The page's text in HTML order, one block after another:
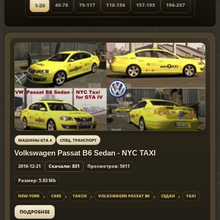
1-39 40-78 79-117 118-156 157-195 196-207
МАШИНЫ GTA 4 СПЕЦ. ТРАНСПОРТ
Volkswagen Passat B6 Sedan - NYC TAXI
2016-12-21 Скачали: 831 Просмотров: 5611
Размер: 5.83 Mb
NEW-YORK , CARS , ТАКСИ , VOLKSWAGEN PASSAT B6 , СЕДАН , TAXI
ПОДРОБНЕЕ